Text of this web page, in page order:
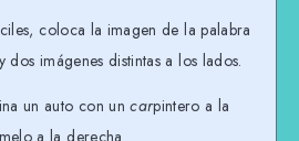
coloca la imagen de la palabra
dos imágenes distintas a los lados.
un auto con uncarpintero a la
a la derecha